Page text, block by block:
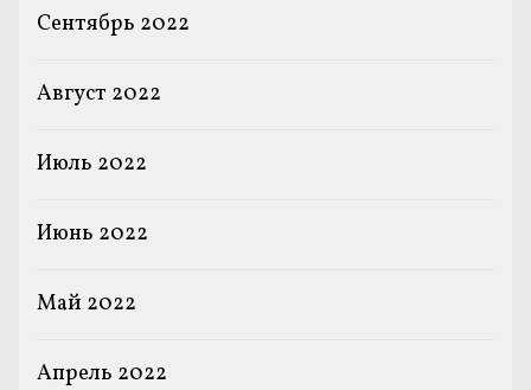
Сентябрь 2022
Август 2022
Июль 2022
Июнь 2022
Май 2022
Апрель 2022